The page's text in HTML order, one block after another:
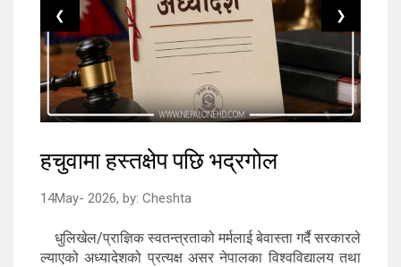
❮ ❯
हचुवामा हस्तक्षेप पछि भद्रगोल
14May- 2026, by: Cheshta
धुलिखेल/प्राज्ञिक स्वतन्त्रताको मर्मलाई बेवास्ता गर्दै सरकारले
ल्याएको अध्यादेशको प्रत्यक्ष असर नेपालका विश्वविद्यालय तथा